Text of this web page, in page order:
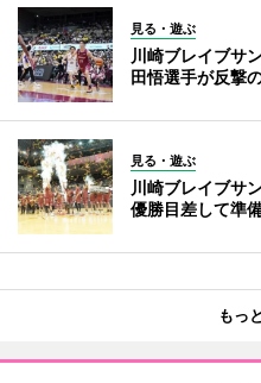
見る・遊ぶ
川崎ブレイブサ
田悟選手が反撃
見る・遊ぶ
川崎ブレイブサ
優勝目差して準
もっ